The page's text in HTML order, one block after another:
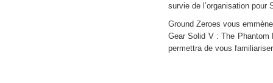
survie de l’organisation pour
Ground Zeroes vous
Gear Solid V : The Phantom
permettra de vous